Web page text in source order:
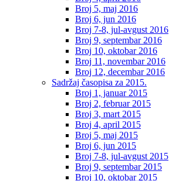
Broj 5, maj 2016
Broj 6, jun 2016
Broj 7-8, jul-avgust 2016
Broj 9, septembar 2016
Broj 10, oktobar 2016
Broj 11, novembar 2016
Broj 12, decembar 2016
Sadržaj časopisa za 2015.
Broj 1, januar 2015
Broj 2, februar 2015
Broj 3, mart 2015
Broj 4, april 2015
Broj 5, maj 2015
Broj 6, jun 2015
Broj 7-8, jul-avgust 2015
Broj 9, septembar 2015
Broj 10, oktobar 2015